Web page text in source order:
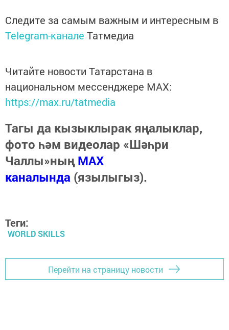
Следите за самым важным и интересным в
Telegram-канале Татмедиа
Читайте новости Татарстана в
национальном мессенджере MАХ:
https://max.ru/tatmedia
Тагы да кызыклырак яңалыклар,
фото һәм видеолар «Шәһри
Чаллы»ныңMAX
каналында (язылыгыз).
Теги:
WORLD SKILLS
Перейти на страницу новости